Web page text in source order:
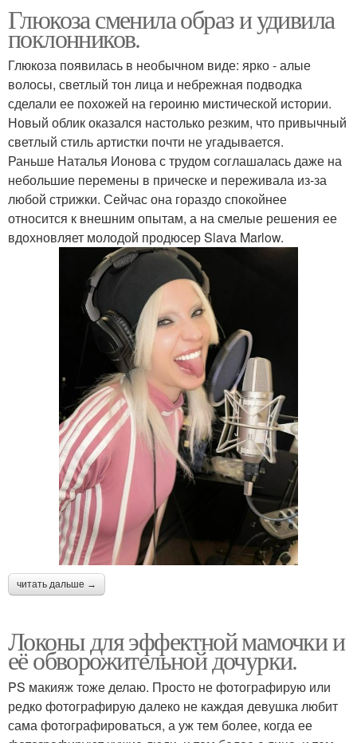
Глюкоза сменила образ и удивила
поклонников.
Глюкоза появилась в необычном виде: ярко - алые
волосы, светлый тон лица и небрежная подводка
сделали ее похожей на героиню мистической истории.
Новый облик оказался настолько резким, что привычный
светлый стиль артистки почти не угадывается.
Раньше Наталья Ионова с трудом соглашалась даже на
небольшие перемены в прическе и переживала из-за
любой стрижки. Сейчас она гораздо спокойнее
относится к внешним опытам, а на смелые решения ее
вдохновляет молодой продюсер Slava Marlow.
читать дальше →
Локоны для эффектной мамочки и
её обворожительной дочурки.
PS макияж тоже делаю. Просто не фотографирую или
редко фотографирую далеко не каждая девушка любит
сама фотографироваться, а уж тем более, когда ее